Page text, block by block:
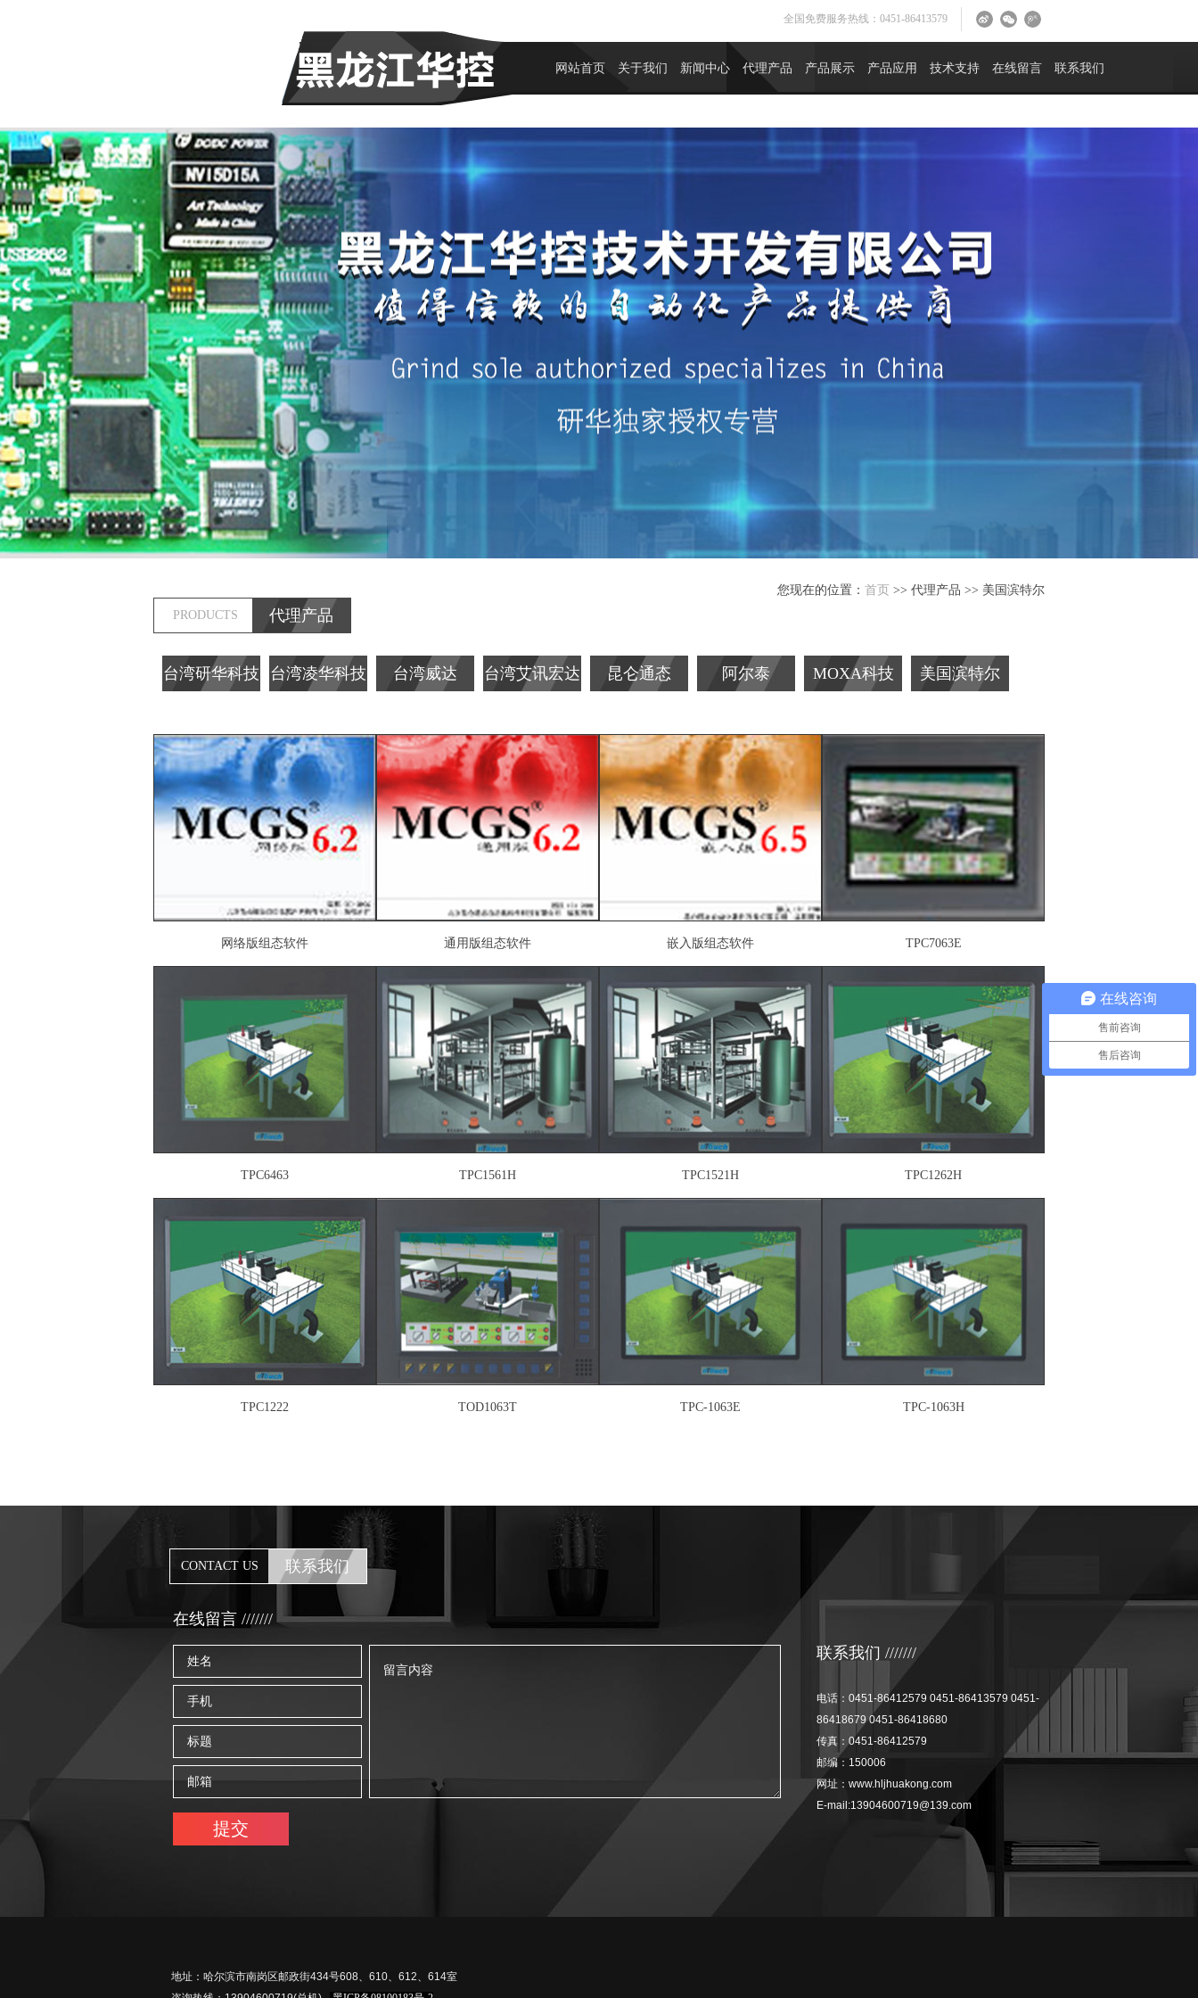
全国免费服务热线：0451-86413579
网站首页 关于我们 新闻中心 代理产品 产品展示 产品应用 技术支持 在线留言 联系我们
您现在的位置： 首页 >> 代理产品 >> 美国滨特尔
PRODUCTS
代理产品
台湾研华科技 台湾凌华科技 台湾威达 台湾艾讯宏达 昆仑通态 阿尔泰 MOXA科技 美国滨特尔
网络版组态软件 通用版组态软件 嵌入版组态软件 TPC7063E
TPC6463 TPC1561H TPC1521H TPC1262H
TPC1222 TOD1063T TPC-1063E TPC-1063H
CONTACT US 联系我们
在线留言 ///////
联系我们 ///////
电话：0451-86412579 0451-86413579 0451-
86418679 0451-86418680
传真：0451-86412579
邮编：150006
网址：www.hljhuakong.com
E-mail:13904600719@139.com
地址：哈尔滨市南岗区邮政街434号608、610、612、614室
在线咨询
售前咨询
售后咨询